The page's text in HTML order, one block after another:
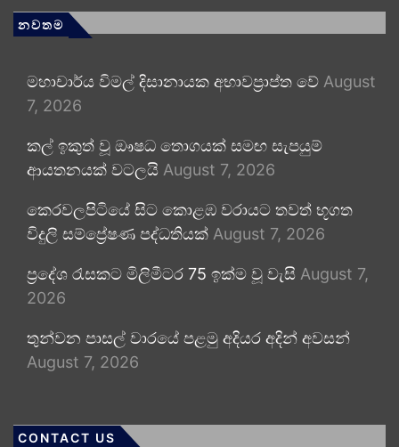
නවතම
මහාචාර්ය විමල් දිසානායක අභාවප්‍රාප්ත වේ August
7, 2026
කල් ඉකුත් වූ ඖෂධ තොගයක් සමඟ සැපයුම්
ආයතනයක් වටලයි August 7, 2026
කෙරවලපිටියේ සිට කොළඹ වරායට තවත් භූගත
විදුලි සම්ප්‍රේෂණ පද්ධතියක් August 7, 2026
ප්‍රදේශ රැසකට මිලිමීටර 75 ඉක්ම වූ වැසි August 7,
2026
තුන්වන පාසල් වාරයේ පළමු අදියර අදින් අවසන්
August 7, 2026
CONTACT US